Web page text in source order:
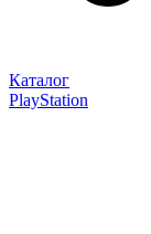
Каталог
PlayStation